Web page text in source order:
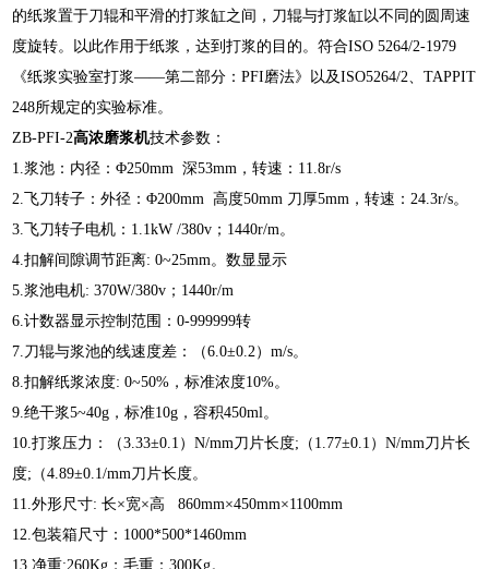
的纸浆置于刀辊和平滑的打浆缸之间，刀辊与打浆缸以不同的圆周速
度旋转。以此作用于纸浆，达到打浆的目的。符合ISO 5264/2-1979
《纸浆实验室打浆——第二部分：PFI磨法》以及ISO5264/2、TAPPIT
248所规定的实验标准。
ZB-PFI-2高浓磨浆机技术参数：
1.浆池：内径：Φ250mm 深53mm，转速：11.8r/s
2.飞刀转子：外径：Φ200mm 高度50mm 刀厚5mm，转速：24.3r/s。
3.飞刀转子电机：1.1kW /380v；1440r/m。
4.扣解间隙调节距离: 0~25mm。数显显示
5.浆池电机: 370W/380v；1440r/m
6.计数器显示控制范围：0-999999转
7.刀辊与浆池的线速度差：（6.0±0.2）m/s。
8.扣解纸浆浓度: 0~50%，标准浓度10%。
9.绝干浆5~40g，标准10g，容积450ml。
10.打浆压力：（3.33±0.1）N/mm刀片长度;（1.77±0.1）N/mm刀片长
度;（4.89±0.1/mm刀片长度。
11.外形尺寸: 长×宽×高 860mm×450mm×1100mm
12.包装箱尺寸：1000*500*1460mm
13.净重:260Kg；毛重：300Kg。